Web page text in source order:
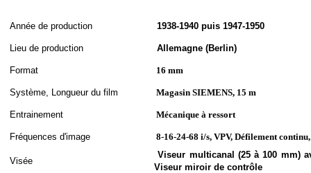
Année de production 1938-1940 puis 1947-1950
Lieu de production Allemagne (Berlin)
Format 16 mm
Système, Longueur du film Magasin SIEMENS, 15 m
Entrainement Mécanique à ressort
Fréquences d'image 8-16-24-68 i/s, VPV, Défilement
Visée
Viseur multicanal (25 à 100 mm)
Viseur miroir de contrôle